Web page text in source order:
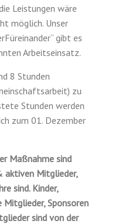
Leistungen wäre
möglich. Unser
gibt es
Arbeitseinsatz.
8 Stunden
zu
Stunden werden
zum 01. Dezember
Maßnahme sind
aktiven Mitglieder,
sind. Kinder,
Mitglieder, Sponsoren
sind von der